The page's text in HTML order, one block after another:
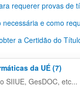
requerer provas de
e como
a Certidão do
da UÉ (7)
SIIUE, GesDOC, etc...